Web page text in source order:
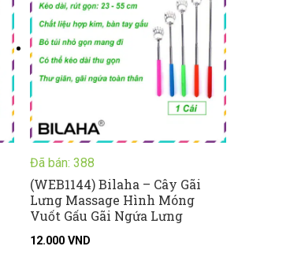
Đã bán: 388
(WEB1144) Bilaha – Cây Gãi
Lưng Massage Hình Móng
Vuốt Gấu Gãi Ngứa Lưng
12.000 VND